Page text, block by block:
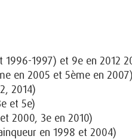
1997) et 9e en 2012
en 2005 et 5ème en 2007)
2014)
et 5e)
2000, 3e en 2010)
en 1998 et 2004)